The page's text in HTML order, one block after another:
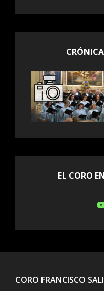
EL CORO
CORO FRANCISCO